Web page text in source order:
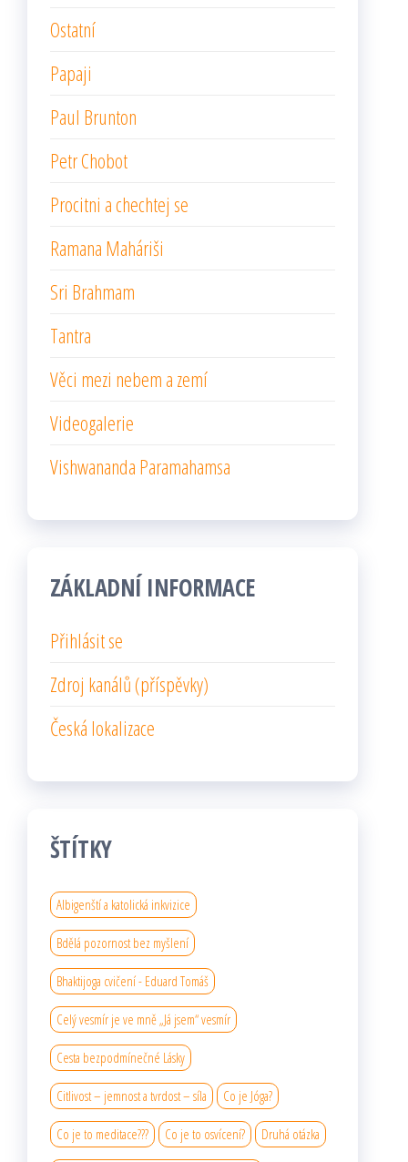
Ostatní
Papaji
Paul Brunton
Petr Chobot
Procitni a chechtej se
Ramana Maháriši
Sri Brahmam
Tantra
Věci mezi nebem a zemí
Videogalerie
Vishwananda Paramahamsa
ZÁKLADNÍ INFORMACE
Přihlásit se
Zdroj kanálů (příspěvky)
Česká lokalizace
ŠTÍTKY
Albigenští a katolická inkvizice
Bdělá pozornost bez myšlení
Bhaktijoga cvičení - Eduard Tomáš
Celý vesmír je ve mně „Já jsem“ vesmír
Cesta bezpodmínečné Lásky
Citlivost – jemnost a tvrdost – síla Co je Jóga?
Co je to meditace??? Co je to osvícení? Druhá otázka